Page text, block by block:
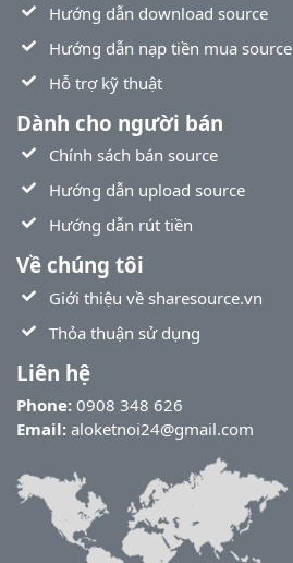
Hướng dẫn download source
Hướng dẫn nạp tiền mua source
Hỗ trợ kỹ thuật
Dành cho người bán
Chính sách bán source
Hướng dẫn upload source
Hướng dẫn rút tiền
Về chúng tôi
Giới thiệu về sharesource.vn
Thỏa thuận sử dụng
Liên hệ
Phone: 0908 348 626
Email: aloketnoi24@gmail.com